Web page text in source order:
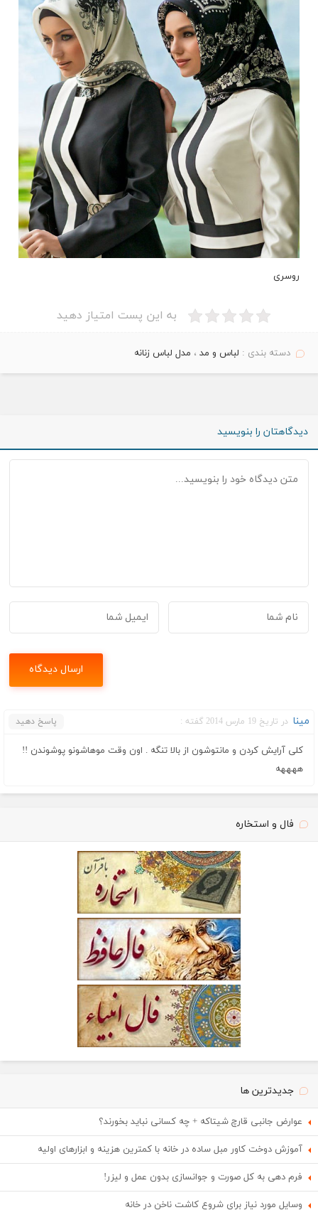
روسری
به این پست امتیاز دهید
دسته بندی : لباس و مد ، مدل لباس زنانه
دیدگاهتان را بنویسید
مینا در تاریخ 19 مارس 2014 گفته : پاسخ دهید
کلی آرایش کردن و مانتوشون از بالا تنگه . اون وقت موهاشونو پوشوندن !!
ههههه
فال و استخاره
جدیدترین ها
عوارض جانبی قارچ شیتاکه + چه کسانی نباید بخورند؟
آموزش دوخت کاور مبل ساده در خانه با کمترین هزینه و ابزارهای اولیه
فرم دهی به کل صورت و جوانسازی بدون عمل و لیزر!
وسایل مورد نیاز برای شروع کاشت ناخن در خانه